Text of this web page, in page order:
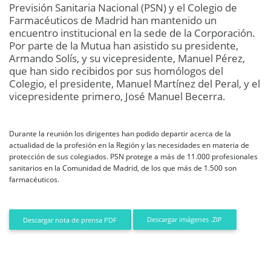
Previsión Sanitaria Nacional (PSN) y el Colegio de
Farmacéuticos de Madrid han mantenido un
encuentro institucional en la sede de la Corporación.
Por parte de la Mutua han asistido su presidente,
Armando Solís, y su vicepresidente, Manuel Pérez,
que han sido recibidos por sus homólogos del
Colegio, el presidente, Manuel Martínez del Peral, y el
vicepresidente primero, José Manuel Becerra.
Durante la reunión los dirigentes han podido departir acerca de la
actualidad de la profesión en la Región y las necesidades en materia de
protección de sus colegiados. PSN protege a más de 11.000 profesionales
sanitarios en la Comunidad de Madrid, de los que más de 1.500 son
farmacéuticos.
Descargar nota de prensa PDF Descargar imágenes .ZIP